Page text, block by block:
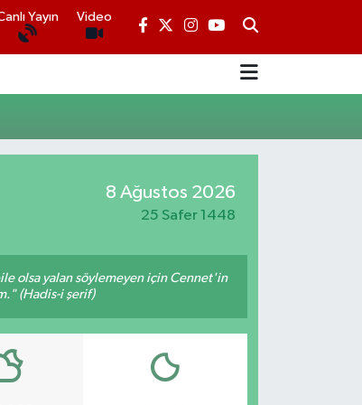
Yayın Video
8 Ağustos 2026
25 Safer 1448
olsa yalan söylemeyen için Cennet'in
(Hadis-i şerif)